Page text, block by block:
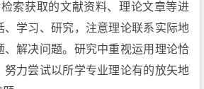
索获取的文献资料、理论文章等进
、学习、研究，注意理论联系实际地
、解决问题。研究中重视运用理论恰
努力尝试以所学专业理论有的放矢地